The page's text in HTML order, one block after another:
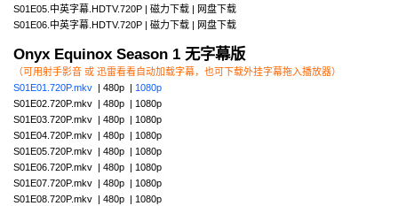
S01E05.中英字幕.HDTV.720P | 磁力下载 | 网盘下载
S01E06.中英字幕.HDTV.720P | 磁力下载 | 网盘下载
Onyx Equinox Season 1 无字幕版
（可用射手影音 或 迅雷看看自动加载字幕，也可下载外挂字幕拖入播放器）
S01E01.720P.mkv | 480p | 1080p
S01E02.720P.mkv | 480p | 1080p
S01E03.720P.mkv | 480p | 1080p
S01E04.720P.mkv | 480p | 1080p
S01E05.720P.mkv | 480p | 1080p
S01E06.720P.mkv | 480p | 1080p
S01E07.720P.mkv | 480p | 1080p
S01E08.720P.mkv | 480p | 1080p